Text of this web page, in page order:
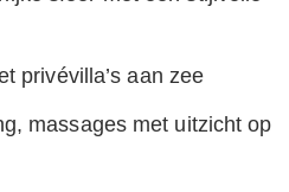
privévilla’s aan zee
massages met uitzicht op